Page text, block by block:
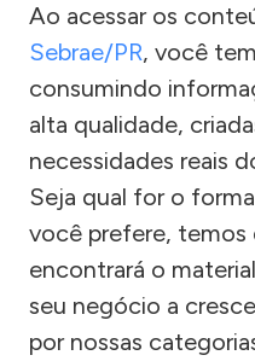
Ao acessar os
Sebrae/PR, você
consumindo
alta qualidade,
necessidades reais
Seja qual for o
você prefere, temos
encontrará o
seu negócio a
por nossas